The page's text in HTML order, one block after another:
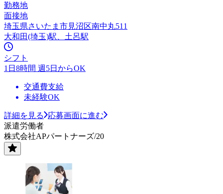
勤務地
面接地
埼玉県さいたま市見沼区南中丸511
大和田(埼玉)駅、土呂駅
シフト
1日8時間 週5日からOK
交通費支給
未経験OK
詳細を見る
応募画面に進む
派遣労働者
株式会社APパートナーズ/20